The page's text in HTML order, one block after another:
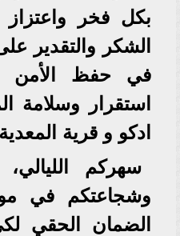
بكل فخر
الشكر والتقدير
في حفظ الأمن
استقرار وسلامة
ادكو و قرية
سهركم الليالي،
وشجاعتكم في
الضمان الحقي